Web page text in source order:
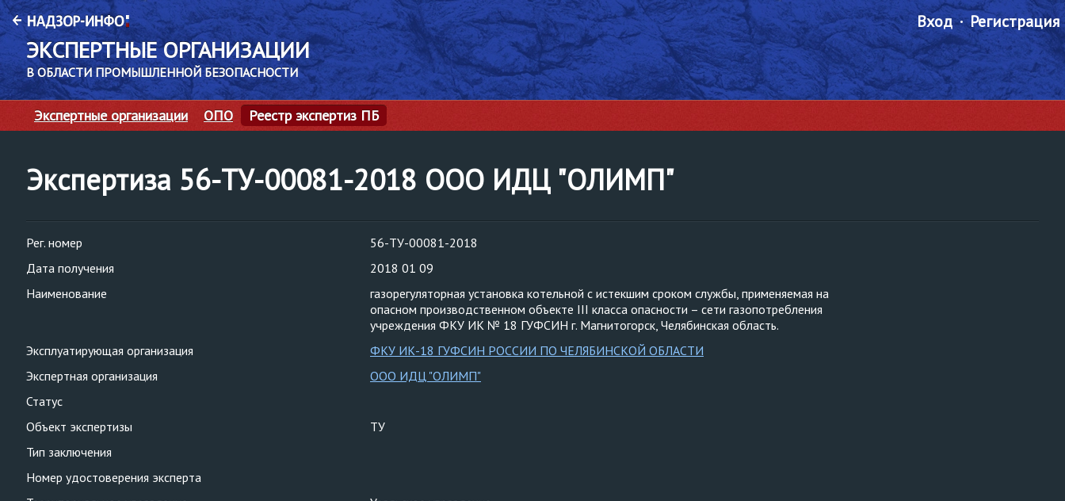
ЭКСПЕРТНЫЕ ОРГАНИЗАЦИИ
В ОБЛАСТИ ПРОМЫШЛЕННОЙ БЕЗОПАСНОСТИ
Вход Регистрация
Экспертные организации ОПО Реестр экспертиз ПБ
Экспертиза 56-ТУ-00081-2018 ООО ИДЦ "ОЛИМП"
Рег. номер
56-ТУ-00081-2018
Дата получения
2018 01 09
Наименование
газорегуляторная установка котельной с истекшим сроком службы, применяемая на
опасном производственном объекте III класса опасности – сети газопотребления
учреждения ФКУ ИК № 18 ГУФСИН г. Магнитогорск, Челябинская область.
Эксплуатирующая организация
ФКУ ИК-18 ГУФСИН РОССИИ ПО ЧЕЛЯБИНСКОЙ ОБЛАСТИ
Экспертная организация
ООО ИДЦ "ОЛИМП"
Статус
Объект экспертизы
ТУ
Тип заключения
Номер удостоверения эксперта